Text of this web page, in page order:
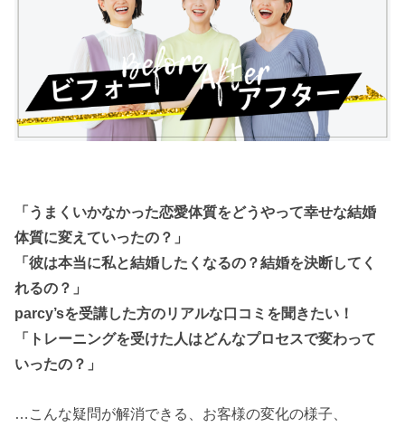
「うまくいかなかった恋愛体質をどうやって幸せな結婚
体質に変えていったの？」
「彼は本当に私と結婚したくなるの？結婚を決断してく
れるの？」
parcy’sを受講した方のリアルな口コミを聞きたい！
「トレーニングを受けた人はどんなプロセスで変わって
いったの？」
…こんな疑問が解消できる、お客様の変化の様子、